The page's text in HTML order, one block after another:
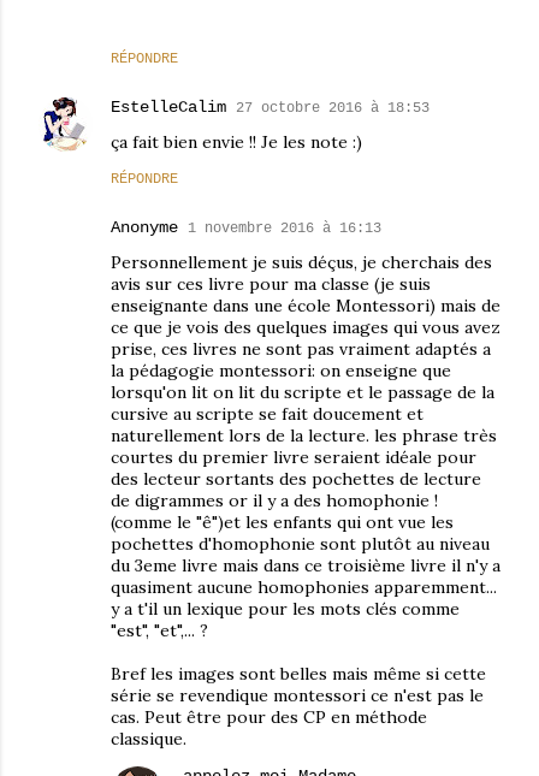
RÉPONDRE
EstelleCalim 27 octobre 2016 à 18:53
ça fait bien envie !! Je les note :)
RÉPONDRE
Anonyme 1 novembre 2016 à 16:13
Personnellement je suis déçus, je cherchais des
avis sur ces livre pour ma classe (je suis
enseignante dans une école Montessori) mais de
ce que je vois des quelques images qui vous avez
prise, ces livres ne sont pas vraiment adaptés a
la pédagogie montessori: on enseigne que
lorsqu'on lit on lit du scripte et le passage de la
cursive au scripte se fait doucement et
naturellement lors de la lecture. les phrase très
courtes du premier livre seraient idéale pour
des lecteur sortants des pochettes de lecture
de digrammes or il y a des homophonie !
(comme le "ê")et les enfants qui ont vue les
pochettes d'homophonie sont plutôt au niveau
du 3eme livre mais dans ce troisième livre il n'y a
quasiment aucune homophonies apparemment...
y a t'il un lexique pour les mots clés comme
"est", "et",... ?
Bref les images sont belles mais même si cette
série se revendique montessori ce n'est pas le
cas. Peut être pour des CP en méthode
classique.